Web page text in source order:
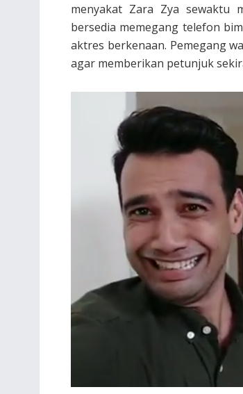
menyakat Zara Zya sewaktu
bersedia memegang telefon
aktres berkenaan. Pemegang
agar memberikan petunjuk